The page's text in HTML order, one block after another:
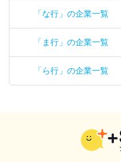
「な行」の企業一覧
「ま行」の企業一覧
「ら行」の企業一覧